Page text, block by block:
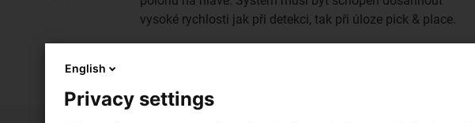
vysoké rychlosti jak při detekci, tak při úloze pick & place.
English
Privacy settings